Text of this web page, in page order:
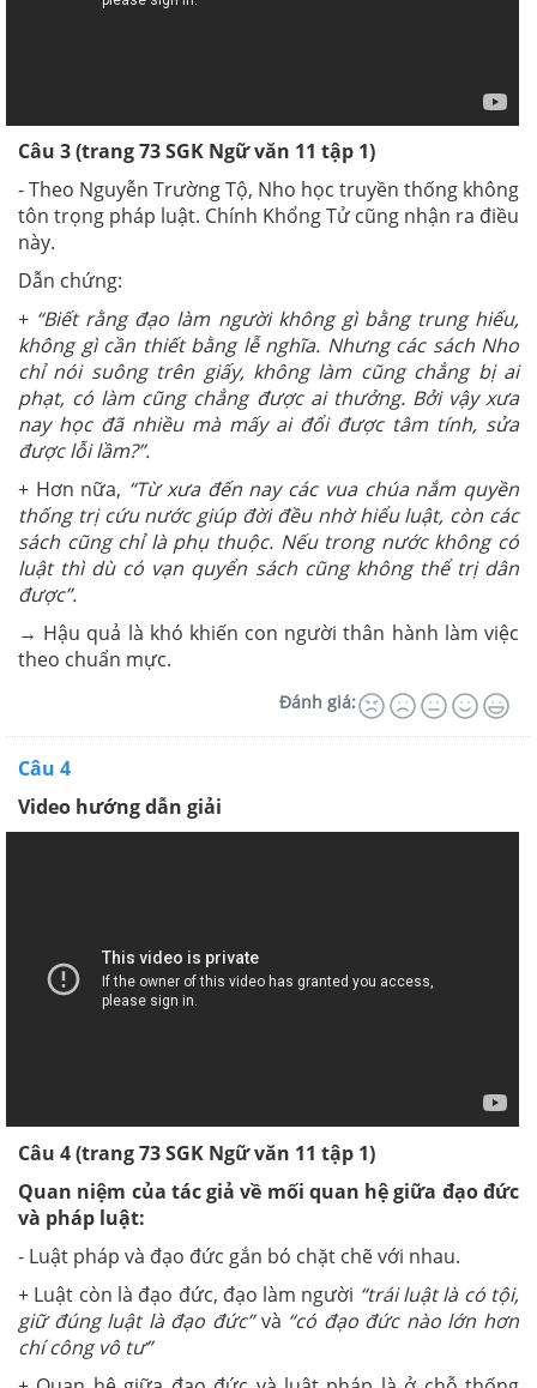
Câu 3 (trang 73 SGK Ngữ văn 11 tập 1)
- Theo Nguyễn Trường Tộ, Nho học truyền thống không
tôn trọng pháp luật. Chính Khổng Tử cũng nhận ra điều
này.
Dẫn chứng:
+ “Biết rằng đạo làm người không gì bằng trung hiếu,
không gì cần thiết bằng lễ nghĩa. Nhưng các sách Nho
chỉ nói suông trên giấy, không làm cũng chẳng bị ai
phạt, có làm cũng chẳng được ai thưởng. Bởi vậy xưa
nay học đã nhiều mà mấy ai đổi được tâm tính, sửa
được lỗi lầm?”.
+ Hơn nữa, “Từ xưa đến nay các vua chúa nắm quyền
thống trị cứu nước giúp đời đều nhờ hiểu luật, còn các
sách cũng chỉ là phụ thuộc. Nếu trong nước không có
luật thì dù có vạn quyển sách cũng không thể trị dân
được”.
→ Hậu quả là khó khiến con người thân hành làm việc
theo chuẩn mực.
Đánh giá:
Câu 4
Video hướng dẫn giải
Câu 4 (trang 73 SGK Ngữ văn 11 tập 1)
Quan niệm của tác giả về mối quan hệ giữa đạo đức
và pháp luật:
- Luật pháp và đạo đức gắn bó chặt chẽ với nhau.
+ Luật còn là đạo đức, đạo làm người “trái luật là có tội,
giữ đúng luật là đạo đức”và “có đạo đức nào lớn hơn
chí công vô tư”